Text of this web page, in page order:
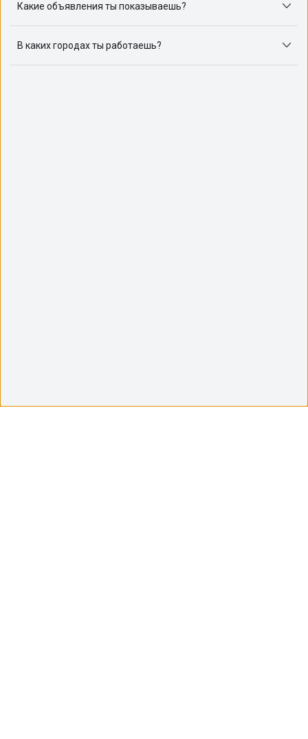
Какие объявления ты показываешь?
объявлений: ЦИАН, Домклик, Яндекс.Недвижимость,
Авито, Самолет.Плюс.
В каких городах ты работаешь?